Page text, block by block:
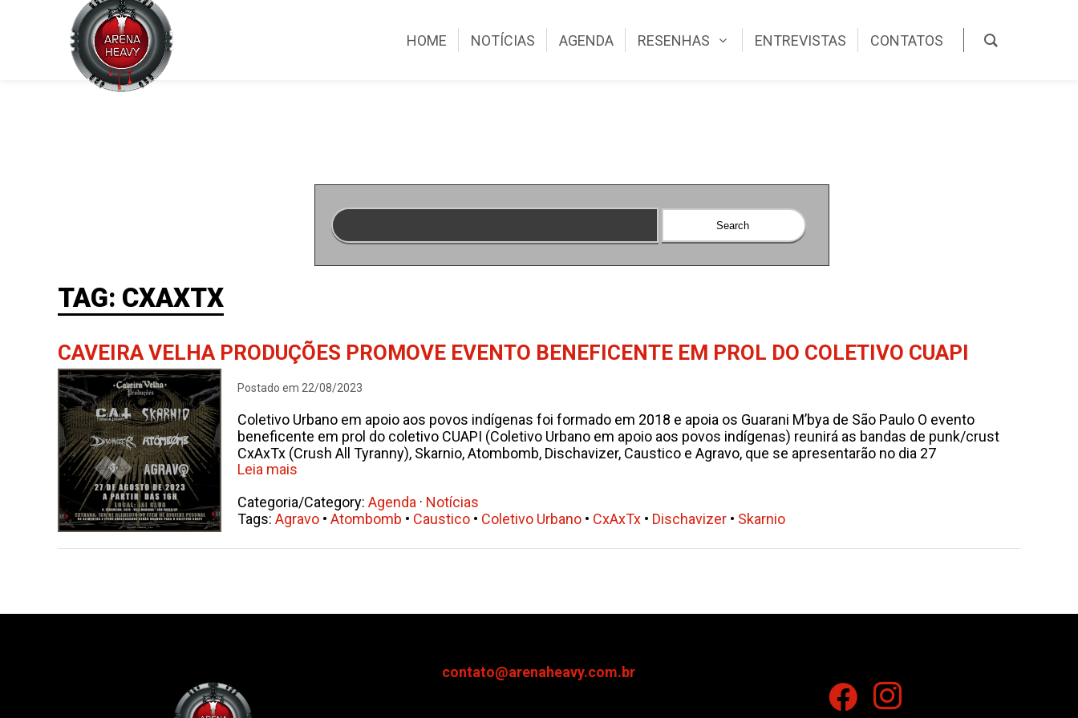
HOME NOTÍCIAS AGENDA RESENHAS ENTREVISTAS CONTATOS
TAG: CXAXTX
CAVEIRA VELHA PRODUÇÕES PROMOVE EVENTO BENEFICENTE EM PROL DO COLETIVO CUAPI
Postado em 22/08/2023
Coletivo Urbano em apoio aos povos indígenas foi formado em 2018 e apoia os Guarani M’bya de São Paulo O evento
beneficente em prol do coletivo CUAPI (Coletivo Urbano em apoio aos povos indígenas) reunirá as bandas de punk/crust
CxAxTx (Crush All Tyranny), Skarnio, Atombomb, Dischavizer, Caustico e Agravo, que se apresentarão no dia 27
Leia mais
Categoria/Category: Agenda · Notícias
Tags: Agravo • Atombomb • Caustico • Coletivo Urbano • CxAxTx • Dischavizer • Skarnio
contato@arenaheavy.com.br